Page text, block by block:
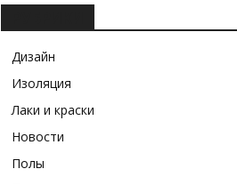
Дизайн
Изоляция
Лаки и краски
Новости
Полы